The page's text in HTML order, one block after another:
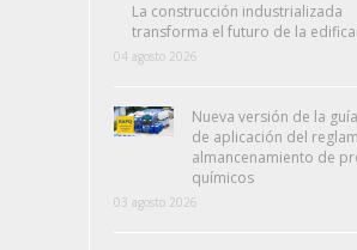
La construcción industrializada
transforma el futuro de la
04 agosto 2026
Nueva versión de la
de aplicación del
almancenamiento de
químicos
03 agosto 2026